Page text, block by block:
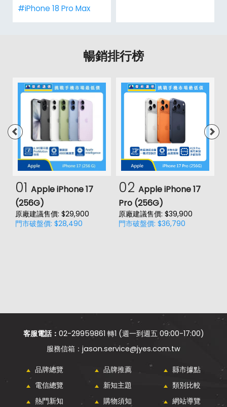
#iPhone 18 Pro Max
暢銷排行榜
01 Apple iPhone 17
(256G)
原廠建議售價: $29,900
門市破盤價: $28,490
02 Apple iPhone 17
Pro (256G)
原廠建議售價: $39,900
門市破盤價: $36,790
客服電話： 02-29959861 轉1 (週一到週五 09:00-17:00)
jason.service@jyes.com.tw
品牌總覽 品牌推薦
縣市據點
電信總覽
新知主題
類別比較
熱門新知
購物須知 網站導覽